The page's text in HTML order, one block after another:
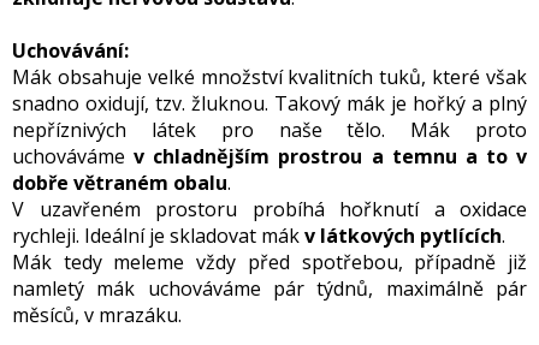
Uchovávání:
Mák obsahuje velké množství kvalitních tuků, které však
snadno oxidují, tzv. žluknou. Takový mák je hořký a plný
nepříznivých látek pro naše tělo. Mák proto
uchovávámev chladnějším prostrou a temnu a to v
dobře větraném obalu.
V uzavřeném prostoru probíhá hořknutí a oxidace
rychleji. Ideální je skladovat mákv látkových pytlících.
Mák tedy meleme vždy před spotřebou, případně již
namletý mák uchováváme pár týdnů, maximálně pár
měsíců, v mrazáku.